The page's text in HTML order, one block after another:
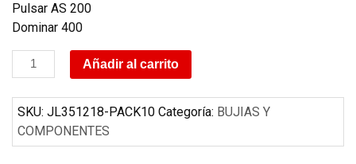
Pulsar AS 200
Dominar 400
BUJIA
CENTRAL
PULSAR
200
Añadir al carrito
SKU: JL351218-PACK10 Categoría: BUJIAS Y
COMPONENTES